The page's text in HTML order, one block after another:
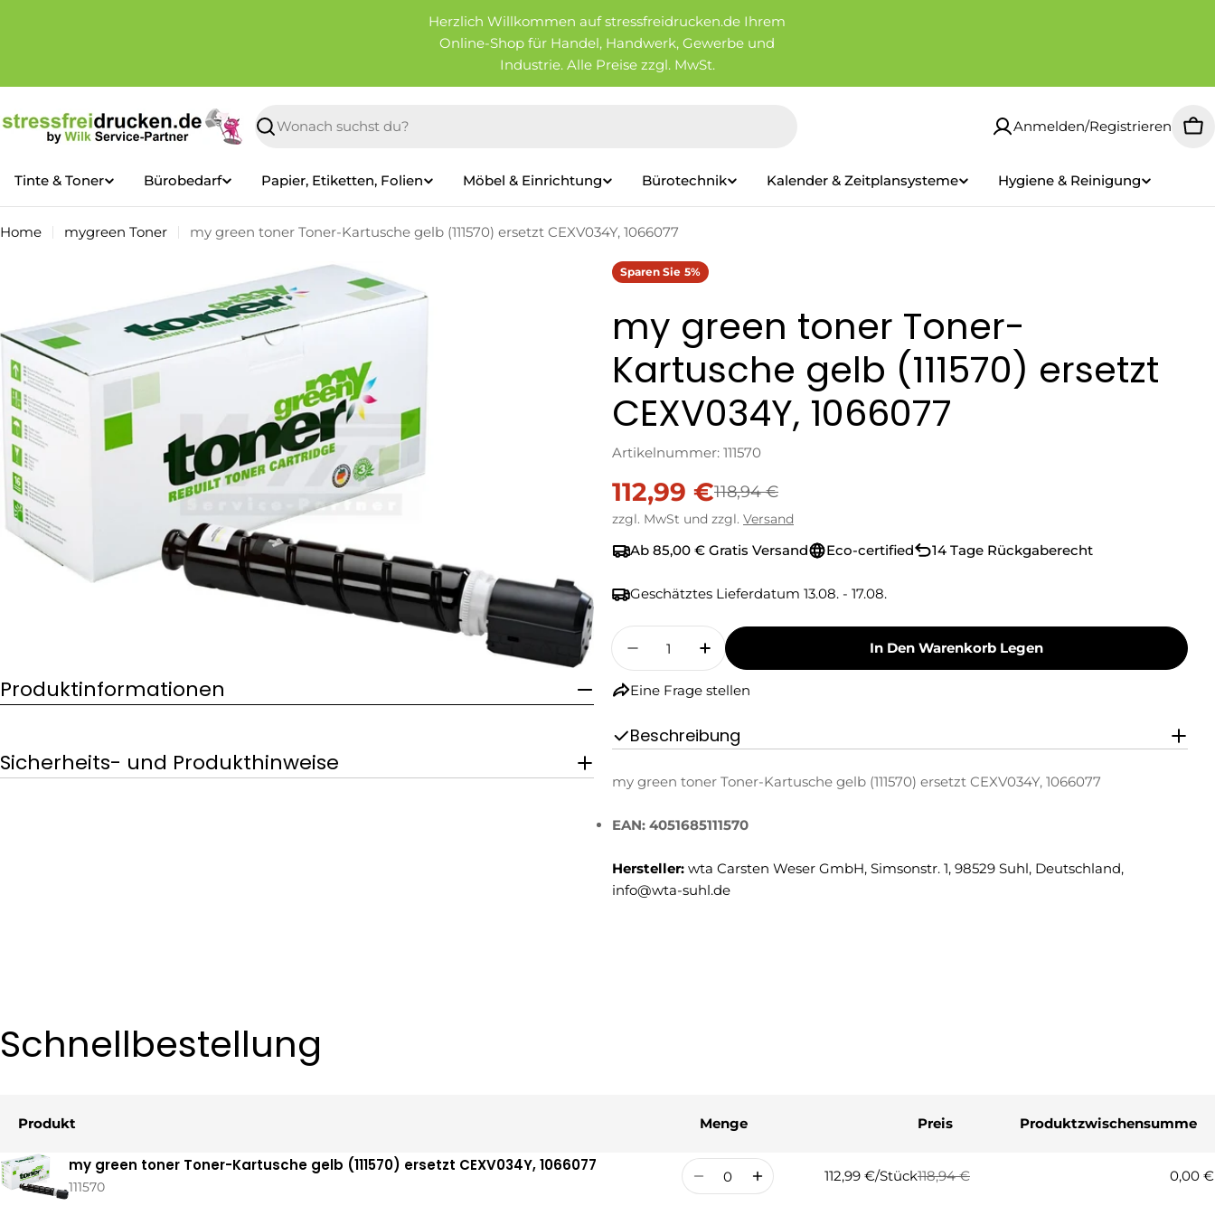
Herzlich Willkommen auf stressfreidrucken.de Ihrem
Online-Shop für Handel, Handwerk, Gewerbe und
Industrie. Alle Preise zzgl. MwSt.
Suchen
Anmelden/Registrieren
Tinte & Toner Bürobedarf Papier, Etiketten, Folien Möbel & Einrichtung Bürotechnik Kalender & Zeitplansysteme Hygiene & Reinigung
Home mygreen Toner my green toner Toner-Kartusche gelb (111570) ersetzt CEXV034Y, 1066077
Produktinformationen
Sie das Medium 0 im Modalformat
Produktinformationen
Sicherheits- und Produkthinweise
Sparen Sie 5%
my green toner Toner-
Kartusche gelb (111570) ersetzt
CEXV034Y, 1066077
Artikelnummer: 111570
Verkaufspreis
112,99 €
Regulärer
Preis
118,94 €
zzgl. MwSt und zzgl. Versand
Ab 85,00 € Gratis Versand Eco-certified 14 Tage Rückgaberecht
Geschätztes Lieferdatum 13.08. - 17.08.
Menge
Menge Für My Green Toner Toner-Kartusche Gelb (111570) Ersetzt
Menge Für My Green Toner Toner-Kartusche Gelb (111570)
In Den Warenkorb Legen
Eine Frage stellen
Beschreibung
my green toner Toner-Kartusche gelb (111570) ersetzt CEXV034Y, 1066077
EAN: 4051685111570
Hersteller: wta Carsten Weser GmbH, Simsonstr. 1, 98529 Suhl, Deutschland,
info@wta-suhl.de
Schnellbestellung
Ihr
Warenkorb
Produkt Menge Preis Produktzwischensumme
my green toner Toner-Kartusche gelb (111570) ersetzt CEXV034Y, 1066077
111570
Menge 112,99 €/Stück
Regulärer
118,94 €
Verkaufspreis
0,00 €